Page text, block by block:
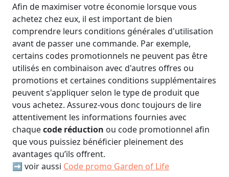
Afin de maximiser votre économie lorsque vous
achetez chez eux, il est important de bien
comprendre leurs conditions générales d'utilisation
avant de passer une commande. Par exemple,
certains codes promotionnels ne peuvent pas être
utilisés en combinaison avec d'autres offres ou
promotions et certaines conditions supplémentaires
peuvent s'appliquer selon le type de produit que
vous achetez. Assurez-vous donc toujours de lire
attentivement les informations fournies avec
chaquecode réduction ou code promotionnel afin
que vous puissiez bénéficier pleinement des
avantages qu’ils offrent.
➡️ voir aussi Code promo Garden of Life